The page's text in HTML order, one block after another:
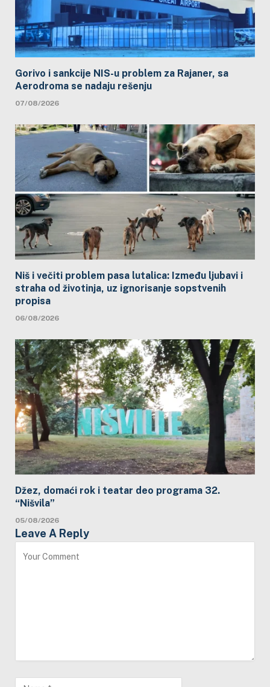
Gorivo i sankcije NIS-u problem za Rajaner, sa
Aerodroma se nadaju rešenju
07/08/2026
Niš i večiti problem pasa lutalica: Između ljubavi i
straha od životinja, uz ignorisanje sopstvenih
propisa
06/08/2026
Džez, domaći rok i teatar deo programa 32.
“Nišvila”
05/08/2026
Leave A Reply